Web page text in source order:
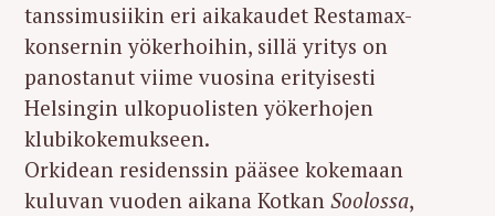
tanssimusiikin eri aikakaudet Restamax-
konsernin yökerhoihin, sillä yritys on
panostanut viime vuosina erityisesti
Helsingin ulkopuolisten yökerhojen
klubikokemukseen.
Orkidean residenssin pääsee kokemaan
kuluvan vuoden aikana Kotkan Soolossa,